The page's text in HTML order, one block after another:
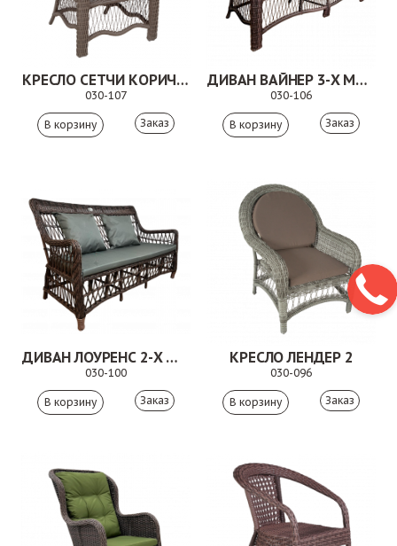
КРЕСЛО СЕТЧИ КОРИЧНЕВОЕ
030-107
Заказ
ДИВАН ВАЙНЕР 3-Х МЕСТНЫЙ КОРИЧНЕВЫЙ
030-106
Заказ
ДИВАН ЛОУРЕНС 2-Х МЕСТНЫЙ КОРИЧНЕВЫЙ
030-100
Заказ
КРЕСЛО ЛЕНДЕР 2
030-096
Заказ